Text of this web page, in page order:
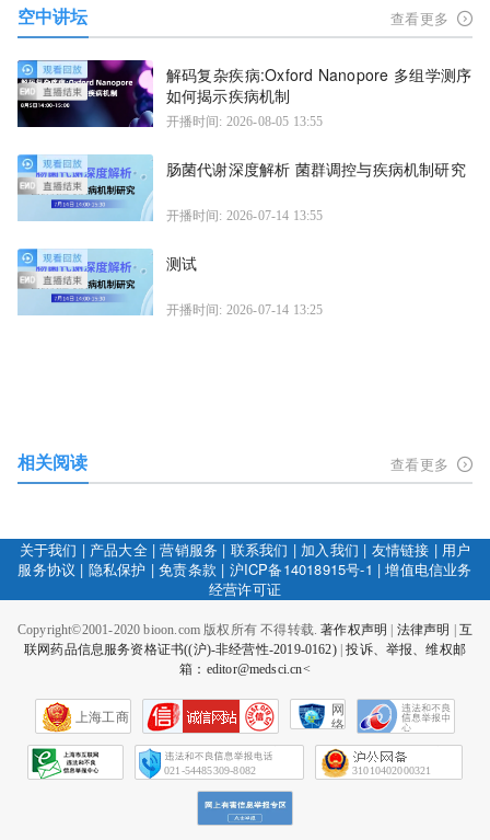
空中讲坛 查看更多
解码复杂疾病:Oxford Nanopore 多组学测序
如何揭示疾病机制
开播时间: 2026-08-05 13:55
肠菌代谢深度解析 菌群调控与疾病机制研究
开播时间: 2026-07-14 13:55
测试
开播时间: 2026-07-14 13:25
相关阅读 查看更多
关于我们 | 产品大全|营销服务 | 联系我们 | 加入我们 | 友情链接 | 用户
服务协议 | 隐私保护 |免责条款 | 沪ICP备14018915号-1 |增值电信业务
经营许可证
Copyright©2001-2020 bioon.com 版权所有 不得转载.著作权声明 | 法律声明 | 互
联网药品信息服务资格证书((沪)-非经营性-2019-0162)|投诉、举报、维权邮
箱：editor@medsci.cn<
上海工商
网
络
会
征
021-54485309-8082 31010402000321